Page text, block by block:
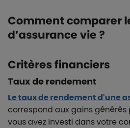
Comment comparer
d’assurance vie ?
Critères financiers
Taux de rendement
Le taux de rendement d'une
correspond aux gains
vous avez investi dans votre